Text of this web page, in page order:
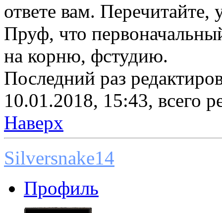
ответе вам.
Пруф, что
на корню, фстудию.
Последний раз
10.01.2018, 15:43, всего
Наверх
Silversnake14
Профиль